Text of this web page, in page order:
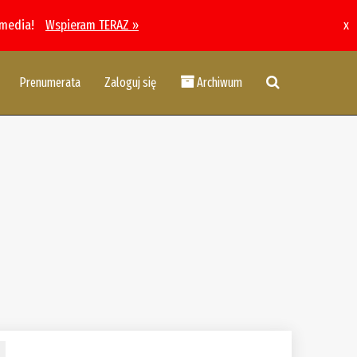
Wspieram TERAZ » x
Prenumerata Zaloguj się Archiwum